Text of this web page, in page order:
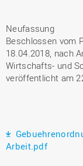
Neufassung
Beschlossen vom
18.04.2018, nach
Wirtschafts- und
veröffentlicht am
Arbeit.pdf